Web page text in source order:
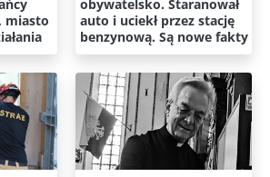
miasto
obywatelsko. Staranował
auto i uciekł przez stację
benzynową. Są nowe fakty